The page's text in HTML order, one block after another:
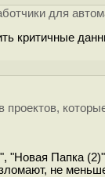
для
критичные
"Новая Папка
не